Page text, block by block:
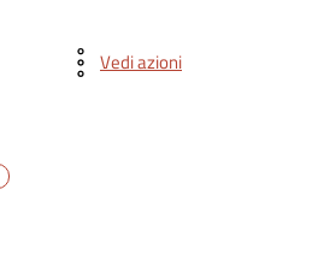
Vedi azioni